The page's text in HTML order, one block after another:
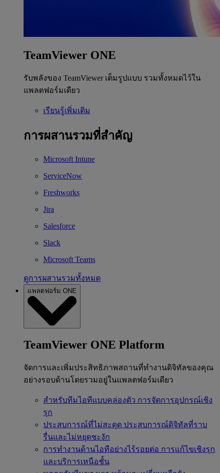
TeamViewer ONE
รับพลังของ TeamViewer เต็มรูปแบบ รวมทั้งหมดไว้ใน
แพลตฟอร์มเดียว
เรียนรู้เพิ่มเติม
การผสานรวมที่สำคัญ
Microsoft Intune
ServiceNow
Freshworks
Jira
Salesforce
Slack
Microsoft Teams
ดูการผสานรวมทั้งหมด
แพลตฟอร์ม ONE
TeamViewer ONE Platform
จัดการและเพิ่มประสิทธิภาพสถานที่ทำงานดิจิทัลของคุณ
อย่างรอบด้านโดยรวมอยู่ในแพลตฟอร์มเดียว
สำหรับทีมไอทีแบบคล่องตัว การจัดการอุปกรณ์เชิง
รุก
ประสบการณ์ที่ไม่สะดุด ประสบการณ์ดิจิทัลที่ราบ
รื่นและไม่หยุดชะงัก
การทำงานด้านไอทีอย่างไร้รอยต่อ การแก้ไขเชิงรุก
และบริการเหนือชั้น